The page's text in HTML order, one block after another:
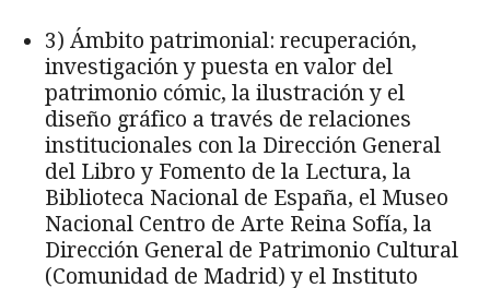
3) Ámbito patrimonial: recuperación,
investigación y puesta en valor del
patrimonio cómic, la ilustración y el
diseño gráfico a través de relaciones
institucionales con la Dirección General
del Libro y Fomento de la Lectura, la
Biblioteca Nacional de España, el Museo
Nacional Centro de Arte Reina Sofía, la
Dirección General de Patrimonio Cultural
(Comunidad de Madrid) y el Instituto